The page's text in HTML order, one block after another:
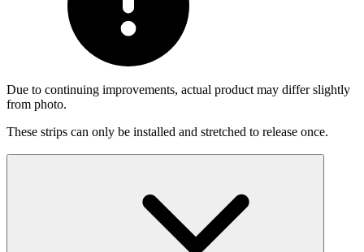
Due to continuing improvements, actual product may differ slightly
from photo.
These strips can only be installed and stretched to release once.